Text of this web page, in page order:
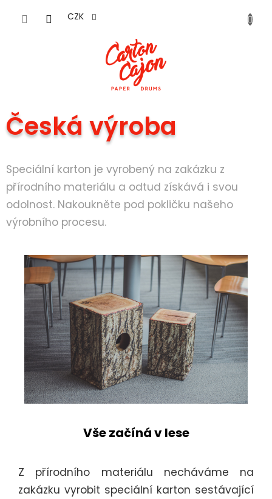
CZK
Česká výroba
Speciální karton je vyrobený na zakázku z
přírodního materiálu a odtud získává i svou
odolnost. Nakoukněte pod pokličku našeho
výrobního procesu.
Vše začíná v lese
Z přírodního materiálu necháváme na
zakázku vyrobit speciální karton sestávající